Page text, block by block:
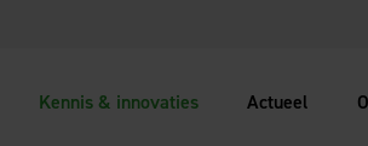
Kennis & innovaties Actueel